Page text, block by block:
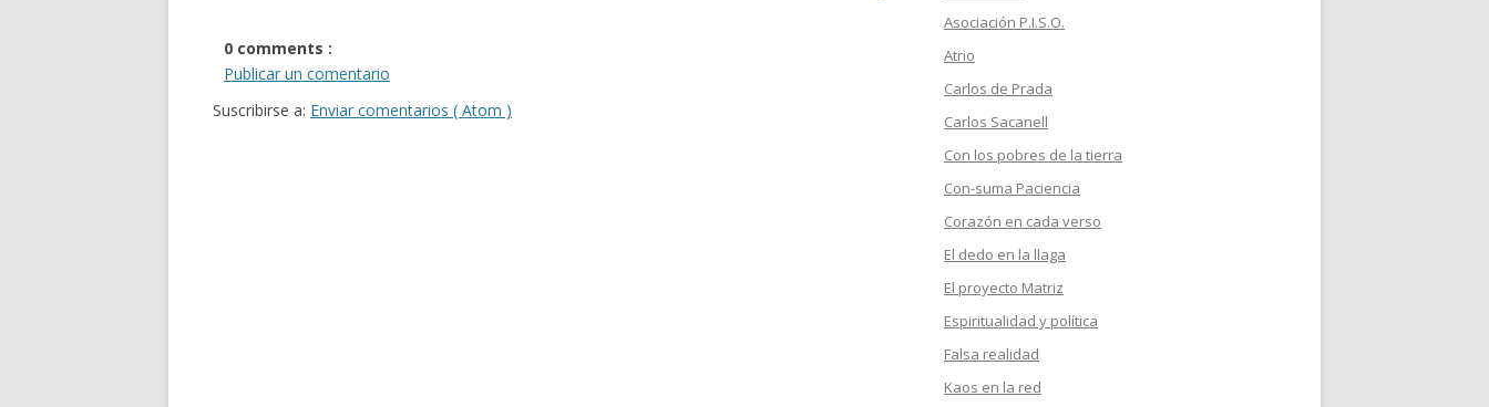
0 comments :
Publicar un comentario
Suscribirse a: Enviar comentarios ( Atom )
Asociación P.I.S.O.
Atrio
Carlos de Prada
Carlos Sacanell
Con los pobres de la tierra
Con-suma Paciencia
Corazón en cada verso
El dedo en la llaga
El proyecto Matriz
Espiritualidad y política
Falsa realidad
Kaos en la red